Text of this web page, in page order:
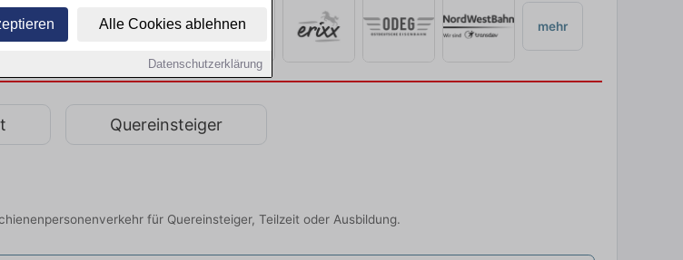
Alle Cookies ablehnen
Datenschutzerklärung
mehr
Quereinsteiger
für Quereinsteiger, Teilzeit oder Ausbildung.